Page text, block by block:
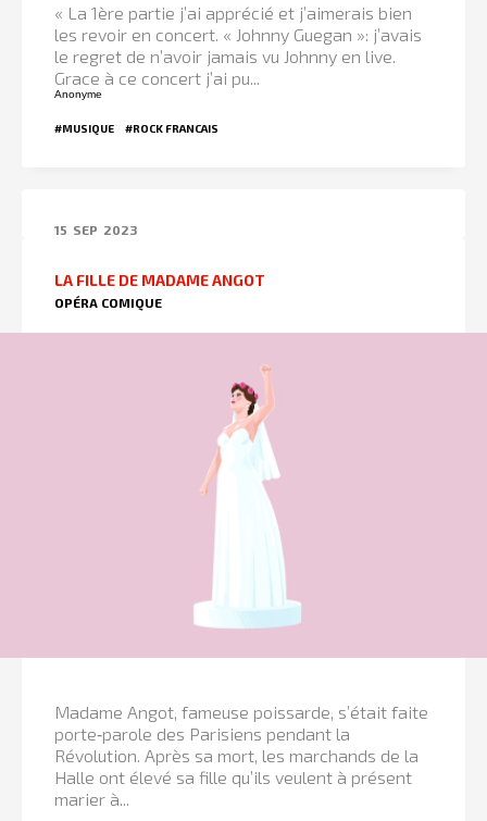
« La 1ère partie j’ai apprécié et j’aimerais bien
les revoir en concert. « Johnny Guegan »: j’avais
le regret de n’avoir jamais vu Johnny en live.
Grace à ce concert j’ai pu...
Anonyme
#MUSIQUE #ROCK FRANCAIS
15 SEP 2023
LA FILLE DE MADAME ANGOT
OPÉRA COMIQUE
Madame Angot, fameuse poissarde, s’était faite
porte‑parole des Parisiens pendant la
Révolution. Après sa mort, les marchands de la
Halle ont élevé sa fille qu’ils veulent à présent
marier à...